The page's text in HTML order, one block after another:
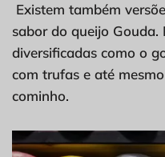
Existem também
sabor do queijo Gouda.
diversificadas como o
com trufas e até
cominho.